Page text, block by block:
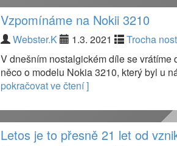
Vzpomínáme na Nokii 3210
Webster.K 1.3. 2021
Trocha
V dnešním nostalgickém díle se vrátíme
něco o modelu Nokia 3210, který byl u
pokračovat ve čtení ]
Letos je to přesně 21 let od